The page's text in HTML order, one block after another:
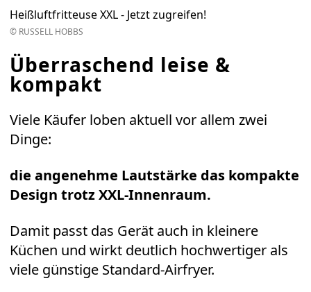
Heißluftfritteuse XXL - Jetzt zugreifen!
© RUSSELL HOBBS
Überraschend leise &
kompakt
Viele Käufer loben aktuell vor allem zwei
Dinge:
die angenehme Lautstärke das kompakte
Design trotz XXL-Innenraum.
Damit passt das Gerät auch in kleinere
Küchen und wirkt deutlich hochwertiger als
viele günstige Standard-Airfryer.